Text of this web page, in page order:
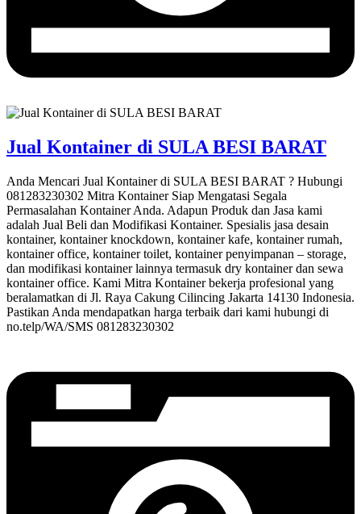
Jual Kontainer di SULA BESI BARAT
Anda Mencari Jual Kontainer di SULA BESI BARAT ? Hubungi
081283230302 Mitra Kontainer Siap Mengatasi Segala
Permasalahan Kontainer Anda. Adapun Produk dan Jasa kami
adalah Jual Beli dan Modifikasi Kontainer. Spesialis jasa desain
kontainer, kontainer knockdown, kontainer kafe, kontainer rumah,
kontainer office, kontainer toilet, kontainer penyimpanan – storage,
dan modifikasi kontainer lainnya termasuk dry kontainer dan sewa
kontainer office. Kami Mitra Kontainer bekerja profesional yang
beralamatkan di Jl. Raya Cakung Cilincing Jakarta 14130 Indonesia.
Pastikan Anda mendapatkan harga terbaik dari kami hubungi di
no.telp/WA/SMS 081283230302